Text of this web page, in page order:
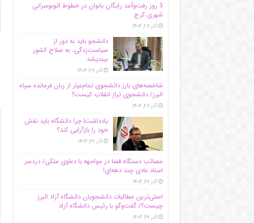
3 روز رفت‌وآمد رایگان بانوان در خطوط اتوبوسرانی
شهری کرج
آذر ۲۸, ۱۴۰۴
دانشجو باید به دور از
سیاست‌زدگی، به صلاح کشور
بیندیشد
آذر ۲۸, ۱۴۰۴
شاخصه‌های بارز دانشجوی تمام‌عیار از زبان فرمانده سپاه
البرز/ دانشجوی تراز انقلاب کیست؟
آذر ۲۸, ۱۴۰۴
یادداشت| چرا دانشگاه باید نقش
خود را بازآرایی کند؟
آذر ۲۷, ۱۴۰۴
مصائب دستگاه قضا در مواجهه با دعاوی ملکی/ دردسر
اسناد عادی چند‌ دهه‌ای!
آذر ۲۷, ۱۴۰۴
اصلی‌ترین مطالبات دانشجویان دانشگاه آزاد البرز
چیست؟/ گفت‌وگو با رئیس دانشگاه آز‌اد
آذر ۲۷, ۱۴۰۴